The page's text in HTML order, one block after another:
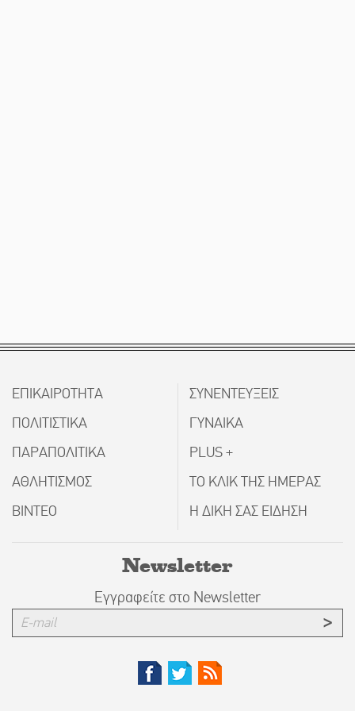
ΕΠΙΚΑΙΡΟΤΗΤΑ
ΠΟΛΙΤΙΣΤΙΚΑ
ΠΑΡΑΠΟΛΙΤΙΚΑ
ΑΘΛΗΤΙΣΜΟΣ
ΒΙΝΤΕΟ
ΣΥΝΕΝΤΕΥΞΕΙΣ
ΓΥΝΑΙΚΑ
PLUS +
ΤΟ ΚΛΙΚ ΤΗΣ ΗΜΕΡΑΣ
Η ΔΙΚΗ ΣΑΣ ΕΙΔΗΣΗ
Newsletter
Εγγραφείτε στο Newsletter